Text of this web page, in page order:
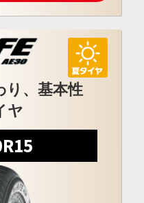
り、基本性
ヤ